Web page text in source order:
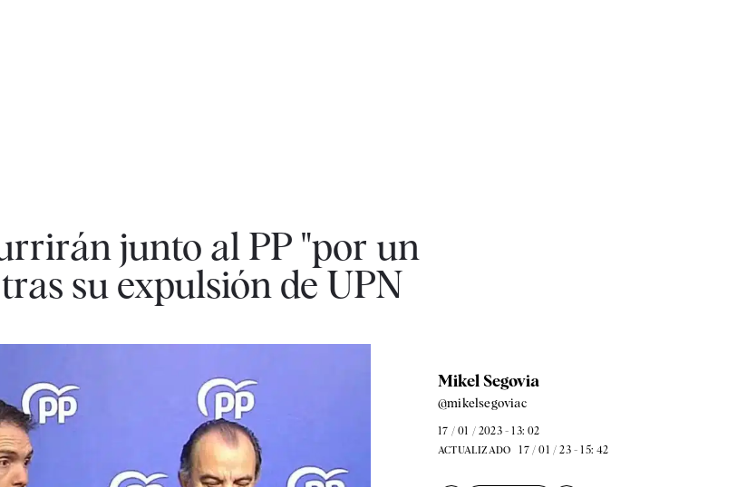
junto al PP "por un
su expulsión de UPN
Mikel Segovia
@mikelsegoviac
17 / 01 / 2023 - 13: 02
ACTUALIZADO 17 / 01 / 23 - 15: 42